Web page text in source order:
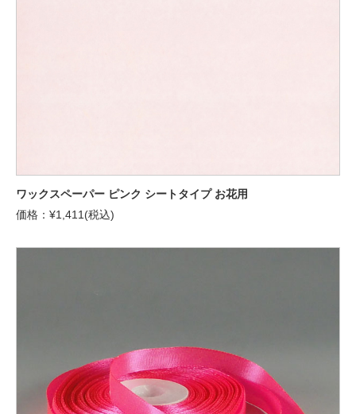
ワックスペーパー ピンク シートタイプ お花用
価格：¥1,411(税込)